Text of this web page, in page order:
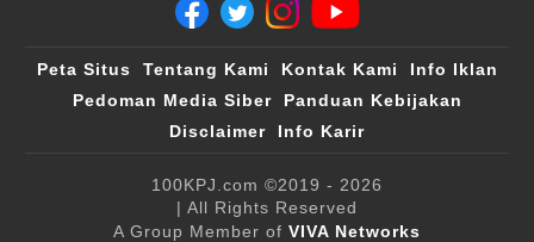
Peta Situs Tentang Kami Kontak Kami
Info Iklan
Pedoman Media Siber
Panduan Kebijakan
Disclaimer
Info Karir
100KPJ.com ©2019 - 2026
| All Rights Reserved
A Group Member of VIVA Networks